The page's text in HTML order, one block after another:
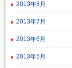
2013年8月
2013年7月
2013年6月
2013年5月